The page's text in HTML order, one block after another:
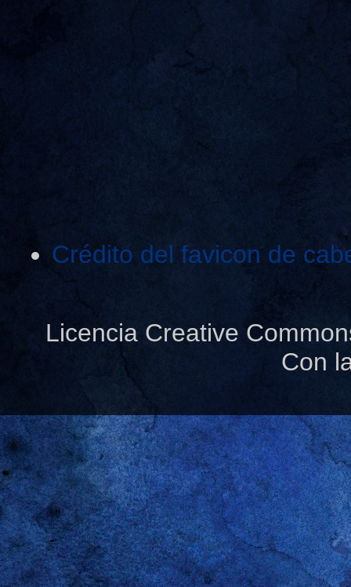
Crédito del favicon de
Licencia Creative
Con